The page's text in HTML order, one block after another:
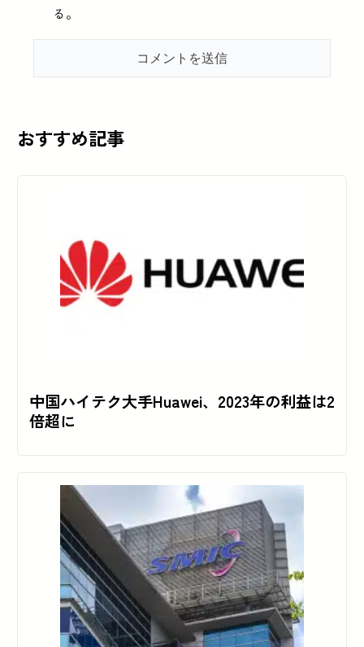
る。
おすすめ記事
中国ハイテク大手Huawei、2023年の利益は2
倍超に